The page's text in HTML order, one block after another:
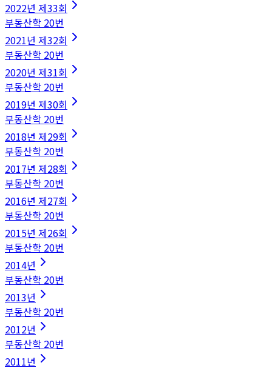
2022년 제33회
부동산학 20번
2021년 제32회
부동산학 20번
2020년 제31회
부동산학 20번
2019년 제30회
부동산학 20번
2018년 제29회
부동산학 20번
2017년 제28회
부동산학 20번
2016년 제27회
부동산학 20번
2015년 제26회
부동산학 20번
2014년
부동산학 20번
2013년
부동산학 20번
2012년
부동산학 20번
2011년